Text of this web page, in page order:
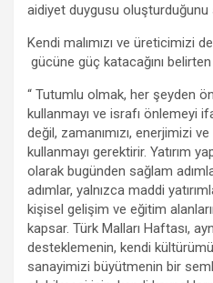
aidiyet duygusu oluşturduğunu
Kendi malımızı ve üreticimizi
gücüne güç katacağını
“ Tutumlu olmak, her şeyden
kullanmayı ve israfı önlemeyi
değil, zamanımızı, enerjimizi
kullanmayı gerektirir. Yatırım
olarak bugünden sağlam
adımlar, yalnızca maddi
kişisel gelişim ve eğitim
kapsar. Türk Malları Haftası,
desteklemenin, kendi
sanayimizi büyütmenin bir